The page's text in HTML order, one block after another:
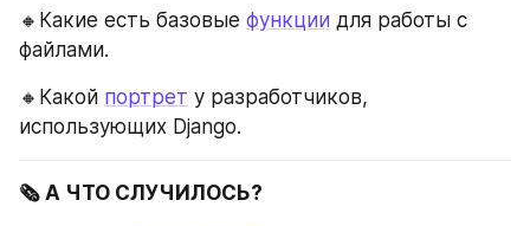
🔸Какие есть базовые функции для работы с
файлами.
🔸Какой портрет у разработчиков,
использующих Django.
🗞️ А ЧТО СЛУЧИЛОСЬ?